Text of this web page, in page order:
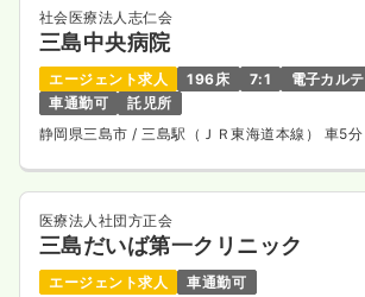
社会医療法人志仁会
三島中央病院
エージェント求人 196床 7:1
電子カルテ
車通勤可
託児所
静岡県三島市/ 三島駅（ＪＲ東海道本線） 車5分
医療法人社団方正会
三島だいば第一クリニック
エージェント求人
車通勤可